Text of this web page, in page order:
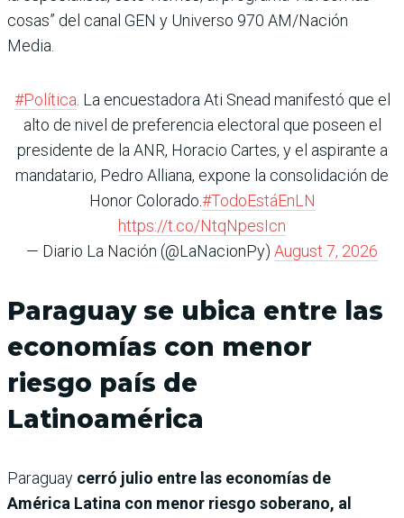
cosas” del canal GEN y Universo 970 AM/Nación
Media.
#Política . La encuestadora Ati Snead manifestó que el
alto de nivel de preferencia electoral que poseen el
presidente de la ANR, Horacio Cartes, y el aspirante a
mandatario, Pedro Alliana, expone la consolidación de
Honor Colorado.#TodoEstáEnLN
https://t.co/NtqNpesIcn
— Diario La Nación (@LaNacionPy) August 7, 2026
Paraguay se ubica entre las
economías con menor
riesgo país de
Latinoamérica
Paraguay cerró julio entre las economías de
América Latina con menor riesgo soberano, al